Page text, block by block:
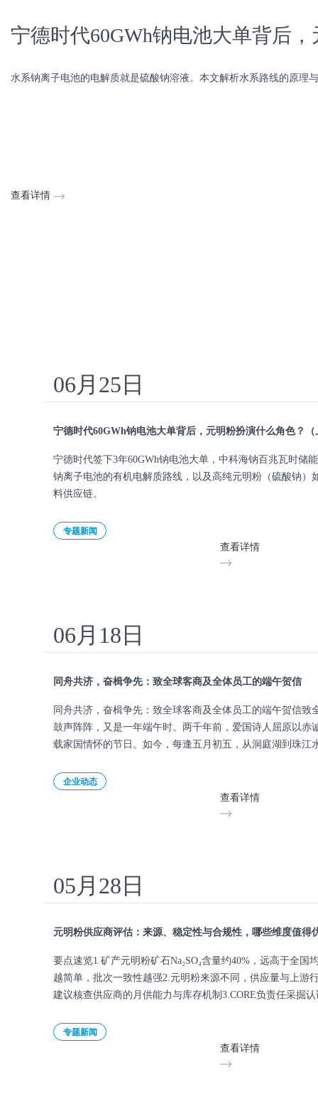
宁德时代60GWh钠电池大单背后
水系钠离子电池的电解质就是硫酸钠溶液。本文解析水系路线的原理
查看详情
06月25日
宁德时代60GWh钠电池大单背后，元明粉扮演什么角色？（
宁德时代签下3年60GWh钠电池大单，中科海钠百兆瓦时储
钠离子电池的有机电解质路线，以及高纯元明粉（硫酸钠）
料供应链。
专题新闻
查看详情
06月18日
同舟共济，奋楫争先：致全球客商及全体员工的端午贺信
同舟共济，奋楫争先：致全球客商及全体员工的端午贺信致
鼓声阵阵，又是一年端午时。两千年前，爱国诗人屈原以赤
载家国情怀的节日。如今，每逢五月初五，从洞庭湖到珠江
企业动态
查看详情
05月28日
元明粉供应商评估：来源、稳定性与合规性，哪些维度值得
要点速览1.矿产元明粉矿石Na₂SO₄含量约40%，远高于全国
越简单，批次一致性越强2.元明粉来源不同，供应量与上游
建议核查供应商的月供能力与库存机制3.CORE负责任采掘
专题新闻
查看详情